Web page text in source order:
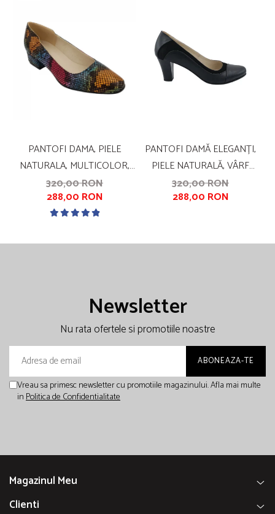
PANTOFI DAMA, PIELE
NATURALA, MULTICOLOR,
CU IMPRIMEU SARPE, TOC
MIC, GROS, SANDALI
320,00 RON
288,00 RON
PANTOFI DAMĂ ELEGANȚI,
PIELE NATURALĂ, VÂRF
ROTUND, TOC GROS MEDIU,
NEGRU
320,00 RON
288,00 RON
Newsletter
Nu rata ofertele si promotiile noastre
Vreau sa primesc newsletter cu promotiile magazinului. Afla mai multe
inPolitica de Confidentialitate
Magazinul Meu
Clienti